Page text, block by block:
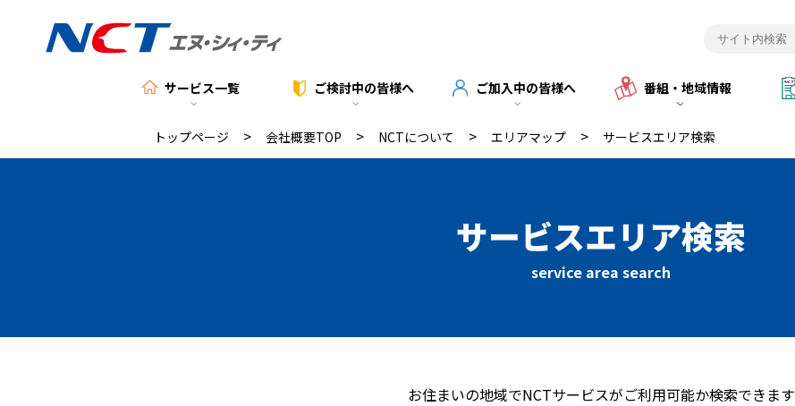
サービス一覧 ご検討中の皆様へ ご加入中の皆様へ 番組・地域情報
トップページ > 会社概要TOP > NCTについて > エリアマップ > サービスエリア検索
サービスエリア検索
service area search
お住まいの地域でNCTサービスがご利用可能か検索できます